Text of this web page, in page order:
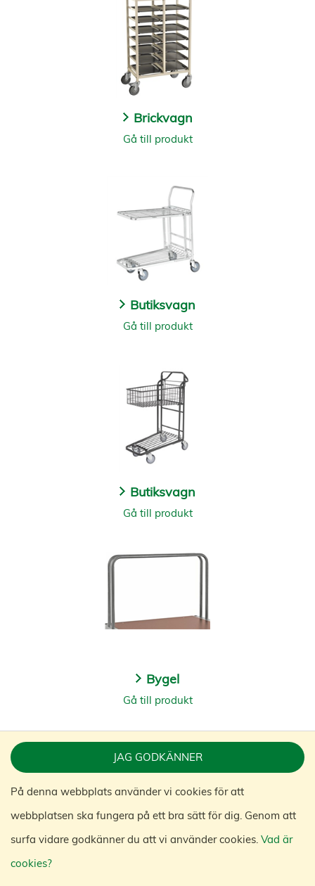
JAG GODKÄNNER
På denna webbplats använder vi cookies för att
webbplatsen ska fungera på ett bra sätt för dig. Genom att
surfa vidare godkänner du att vi använder cookies. Vad är
cookies?
Brickvagn
Gå till produkt
Butiksvagn
Gå till produkt
Butiksvagn
Gå till produkt
Bygel
Gå till produkt